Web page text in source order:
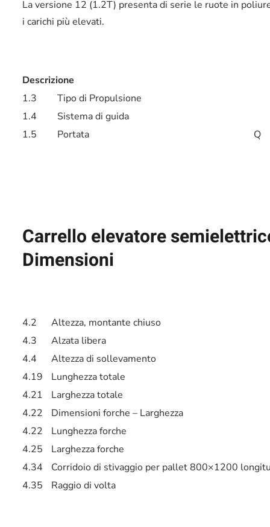
La versione 12 (1.2T) presenta di serie le ruote in
i carichi più elevati.
Descrizione
1.3
Tipo di Propulsione
1.4
Sistema di guida
1.5
Portata Q
Carrello elevatore
Dimensioni
4.2
Altezza, montante chiuso
4.3
Alzata libera
4.4
Altezza di sollevamento
4.19
Lunghezza totale
4.21
Larghezza totale
4.22
Dimensioni forche – Larghezza
4.22
Lunghezza forche
4.25
Larghezza forche
4.34
Corridoio di stivaggio per pallet 800×1200
4.35
Raggio di volta